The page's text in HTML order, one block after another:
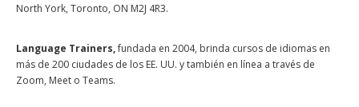
North York, Toronto, ON M2J 4R3.
Language Trainers,fundada en 2004, brinda cursos de idiomas en
más de 200 ciudades de los EE. UU. y también en línea a través de
Zoom, Meet o Teams.